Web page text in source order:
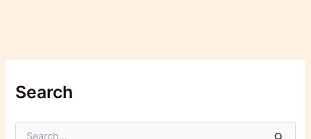
Search